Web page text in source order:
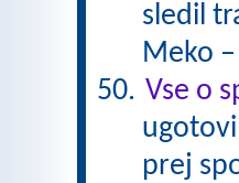
sledil
Meko
Vse o
prej